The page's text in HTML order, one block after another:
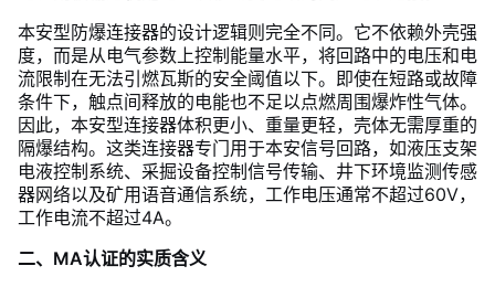
本安型防爆连接器的设计逻辑则完全不同。它不依赖外壳强
度，而是从电气参数上控制能量水平，将回路中的电压和电
流限制在无法引燃瓦斯的安全阈值以下。即使在短路或故障
条件下，触点间释放的电能也不足以点燃周围爆炸性气体。
因此，本安型连接器体积更小、重量更轻，壳体无需厚重的
隔爆结构。这类连接器专门用于本安信号回路，如液压支架
电液控制系统、采掘设备控制信号传输、井下环境监测传感
器网络以及矿用语音通信系统，工作电压通常不超过60V，
工作电流不超过4A。
二、MA认证的实质含义